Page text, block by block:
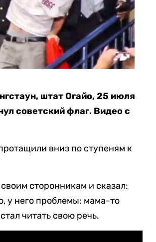
штат Огайо, 25 июля
советский флаг. Видео с
вниз по ступеням к
сторонникам и сказал:
у него проблемы: мама-то
читать свою речь.